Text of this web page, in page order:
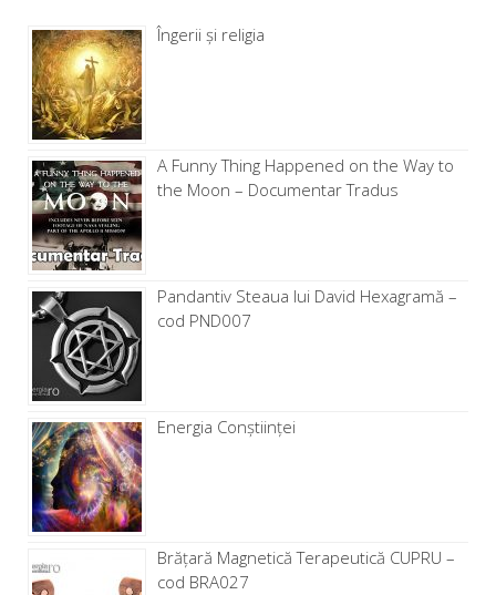
Îngerii și religia
A Funny Thing Happened on the Way to
the Moon – Documentar Tradus
Pandantiv Steaua lui David Hexagramă –
cod PND007
Energia Conștiinței
Brăţară Magnetică Terapeutică CUPRU –
cod BRA027